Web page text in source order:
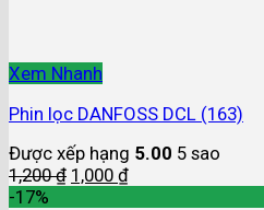
Xem Nhanh
Phin lọc DANFOSS DCL (163)
Được xếp hạng 5.00 5 sao
1,200₫ 1,000 ₫
-17%